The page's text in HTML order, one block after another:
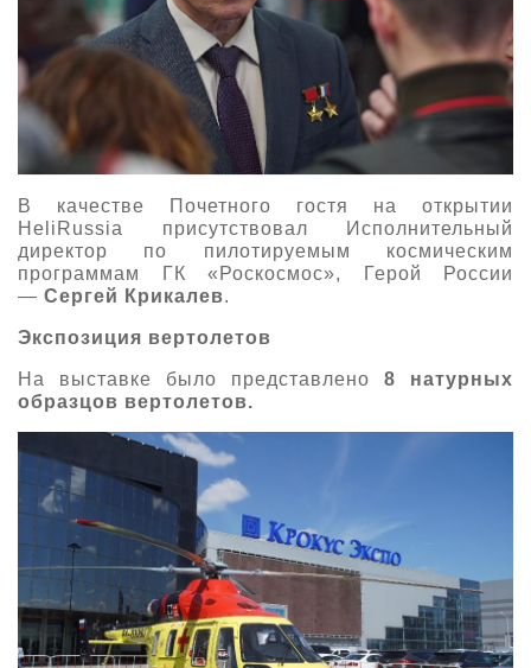
В качестве Почетного гостя на открытии
HeliRussia присутствовал Исполнительный
директор по пилотируемым космическим
программам ГК «Роскосмос», Герой России
— Сергей Крикалев.
Экспозиция вертолетов
На выставке было представлено 8 натурных
образцов вертолетов.